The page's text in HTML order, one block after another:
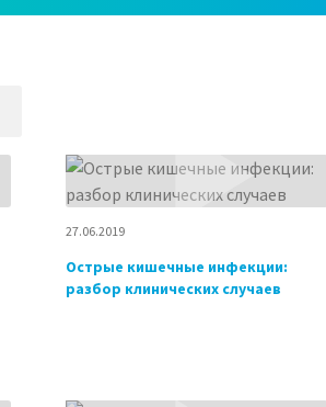
27.06.2019
Острые кишечные инфекции:
разбор клинических случаев